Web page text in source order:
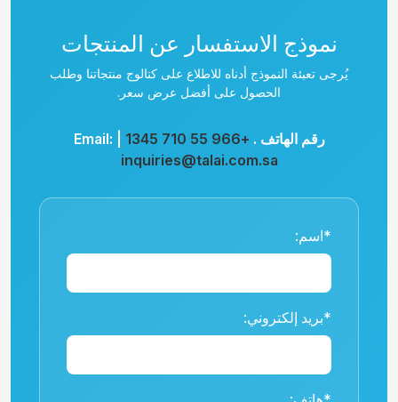
نموذج الاستفسار عن المنتجات
يُرجى تعبئة النموذج أدناه للاطلاع على كتالوج منتجاتنا وطلب
الحصول على أفضل عرض سعر.
رقم الهاتف . +966 55 710 1345
inquiries@talai.com.sa
*اسم:
*بريد إلكتروني: